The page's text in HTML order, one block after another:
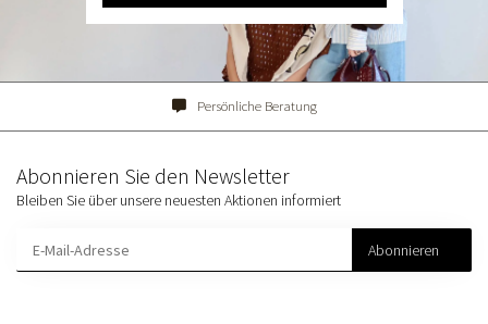
Persönliche Beratung
Abonnieren Sie den Newsletter
Bleiben Sie über unsere neuesten Aktionen informiert
Abonnieren